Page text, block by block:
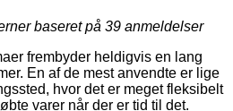
baseret på 39 anmeldelser
frembyder heldigvis en lang
En af de mest anvendte er lige
hvor det er meget fleksibelt
varer når der er tid til det.